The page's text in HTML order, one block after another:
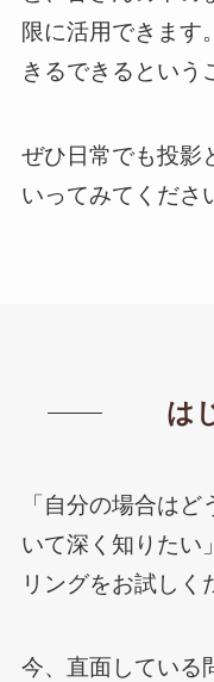
限に活用できます
きるできるという
ぜひ日常でも投影
いってみてくださ
は
「自分の場合は
いて深く知りたい
リングをお試しく
今、直面している